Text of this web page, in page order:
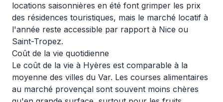
locations saisonnières en été font grimper les prix
des résidences touristiques, mais le marché locatif à
l'année reste accessible par rapport à Nice ou
Saint-Tropez.
Coût de la vie quotidienne
Le coût de la vie à Hyères est comparable à la
moyenne des villes du Var. Les courses alimentaires
au marché provençal sont souvent moins chères